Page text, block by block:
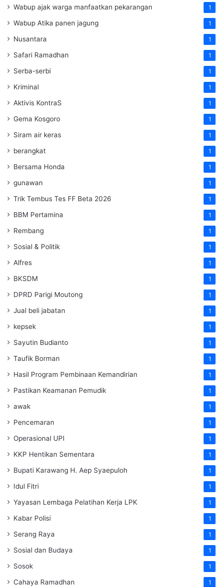
Wabup ajak warga manfaatkan pekarangan 1
Wabup Atika panen jagung 1
Nusantara 1
Safari Ramadhan 1
Serba-serbi 1
Kriminal 1
Aktivis KontraS 1
Gema Kosgoro 1
Siram air keras 1
berangkat 1
Bersama Honda 1
gunawan 1
Trik Tembus Tes FF Beta 2026 1
BBM Pertamina 1
Rembang 1
Sosial & Politik 1
Alfres 1
BKSDM 1
DPRD Parigi Moutong 1
Jual beli jabatan 1
kepsek 1
Sayutin Budianto 1
Taufik Borman 1
Hasil Program Pembinaan Kemandirian 1
Pastikan Keamanan Pemudik 1
awak 1
Pencemaran 1
Operasional UPI 1
KKP Hentikan Sementara 1
Bupati Karawang H. Aep Syaepuloh 1
Idul Fitri 1
Yayasan Lembaga Pelatihan Kerja LPK 1
Kabar Polisi 1
Serang Raya 1
Sosial dan Budaya 1
Sosok 1
Cahaya Ramadhan 1